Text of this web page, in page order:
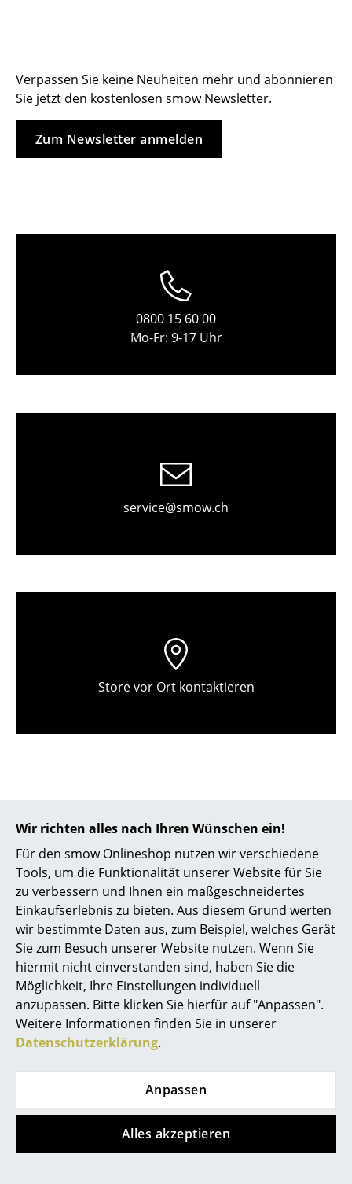
Wir richten alles nach Ihren Wünschen ein!
Für den smow Onlineshop nutzen wir verschiedene
Tools, um die Funktionalität unserer Website für Sie
zu verbessern und Ihnen ein maßgeschneidertes
Einkaufserlebnis zu bieten. Aus diesem Grund werten
wir bestimmte Daten aus, zum Beispiel, welches Gerät
Sie zum Besuch unserer Website nutzen. Wenn Sie
hiermit nicht einverstanden sind, haben Sie die
Möglichkeit, Ihre Einstellungen individuell
anzupassen. Bitte klicken Sie hierfür auf "Anpassen".
Weitere Informationen finden Sie in unserer
Datenschutzerklärung.
Anpassen
Alles akzeptieren
Einzelteile
... alle Sitzmöbel
Tische
Regale & Schränke
Sideboards & Kommoden
Kleinaufbewahrung
Einzelteile
... alle Aufbewahrungsmöbel
Licht
Hängeleuchten & Deckenleuchten
Tischleuchten
Schreibtischleuchten
Stehleuchten & Leseleuchten
Bodenleuchten
Verpassen Sie keine Neuheiten mehr und abonnieren
Sie jetzt den kostenlosen smow Newsletter.
Zum Newsletter anmelden
0800 15 60 00
Mo-Fr: 9-17 Uhr
service@smow.ch
Store vor Ort kontaktieren
Hilfe & Service
Kontakt
Bezahlung
Versand
FAQ
Rückgabe & Umtausch
Unsere Vorteile auf einen Blick
USM Anfertigung nach Maß
Kostenlosen Versand nach Deutschland
Schnelle Lieferung
30 Tage Rückgaberecht
Persönliche Ansprechpartner